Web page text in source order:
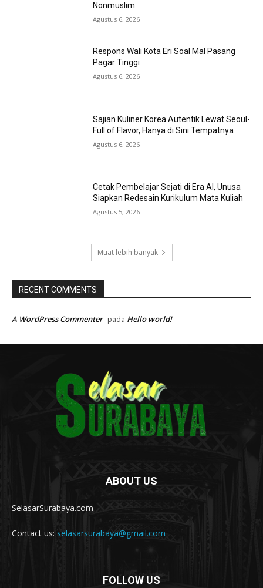
Nonmuslim
Agustus 6, 2026
Respons Wali Kota Eri Soal Mal Pasang
Pagar Tinggi
Agustus 6, 2026
Sajian Kuliner Korea Autentik Lewat Seoul-
Full of Flavor, Hanya di Sini Tempatnya
Agustus 6, 2026
Cetak Pembelajar Sejati di Era AI, Unusa
Siapkan Redesain Kurikulum Mata Kuliah
Agustus 5, 2026
Muat lebih banyak
RECENT COMMENTS
A WordPress Commenter pada Hello world!
ABOUT US
SelasarSurabaya.com
Contact us: selasarsurabaya@gmail.com
FOLLOW US